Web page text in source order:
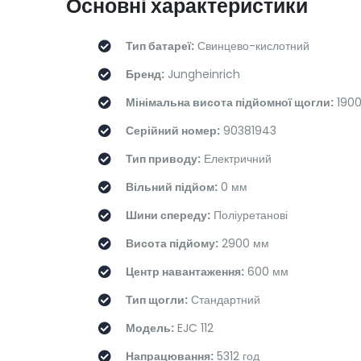
Основні характеристики
Тип батареї: Свинцево-кислотний
Бренд: Jungheinrich
Мінімальна висота підйомної щогли:
Серійний номер: 90381943
Тип приводу: Електричний
Вільний підйом: 0 мм
Шини спереду: Поліуретанові
Висота підйому: 2900 мм
Центр навантаження: 600 мм
Тип щогли: Стандартний
Модель: EJC 112
Напрацювання: 5312 год